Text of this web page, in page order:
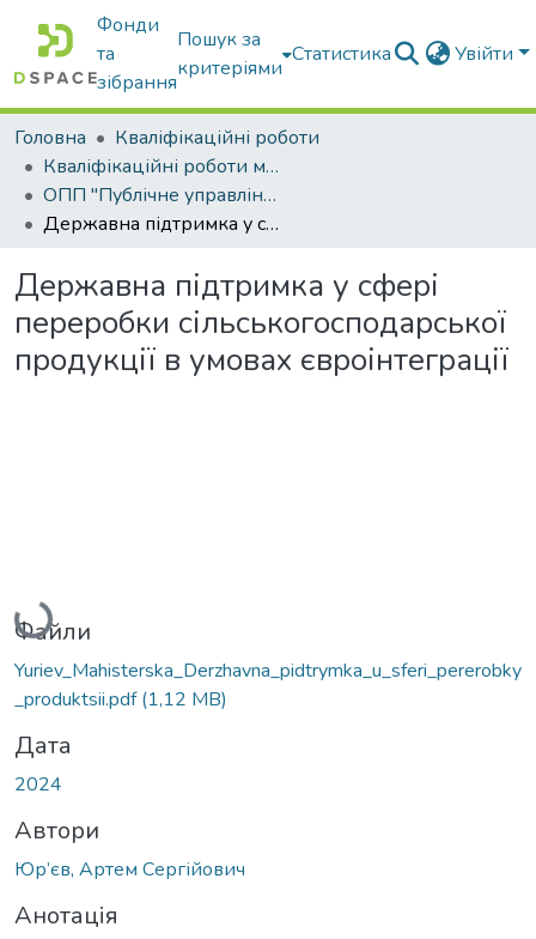
Фонди
та
зібрання
Пошук за
критеріями
Статистика Увійти
Головна
Кваліфікаційні роботи
Кваліфікаційні роботи магістрів
ОПП "Публічне управління та адміністрування"
Державна підтримка у сфері переробки сільськогосподарської продукції в умовах євроінтеграції
Державна підтримка у сфері
переробки сільськогосподарської
продукції в умовах євроінтеграції
Вантажиться...
Файли
Yuriev_Mahisterska_Derzhavna_pidtrymka_u_sferi_pererobky
_produktsii.pdf(1,12 MB)
Дата
2024
Автори
Юр’єв, Артем Сергійович
Анотація